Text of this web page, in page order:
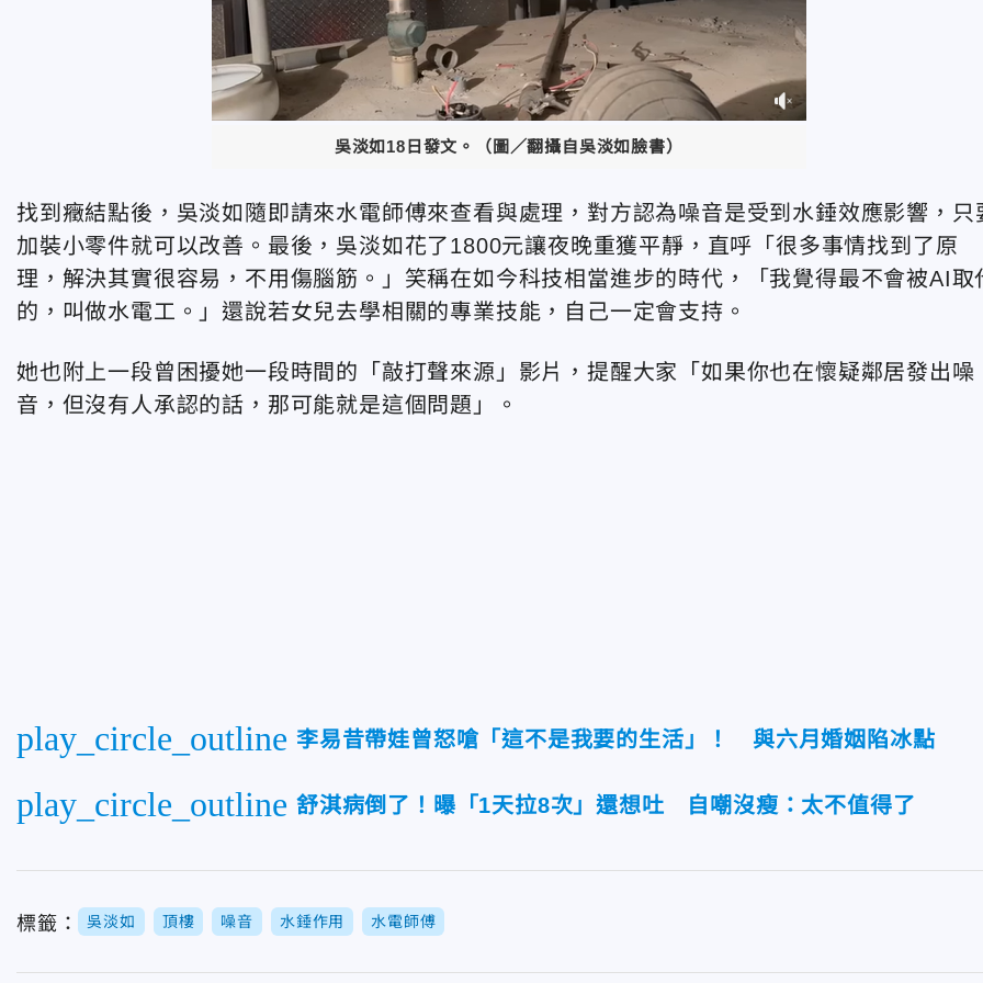
吳淡如18日發文。（圖／翻攝自吳淡如臉書）
找到癥結點後，吳淡如隨即請來水電師傅來查看與處理，對方認為噪音是受到水錘效應影響，只
加裝小零件就可以改善。最後，吳淡如花了1800元讓夜晚重獲平靜，直呼「很多事情找到了原
理，解決其實很容易，不用傷腦筋。」笑稱在如今科技相當進步的時代，「我覺得最不會被AI取
的，叫做水電工。」還說若女兒去學相關的專業技能，自己一定會支持。
她也附上一段曾困擾她一段時間的「敲打聲來源」影片，提醒大家「如果你也在懷疑鄰居發出噪
音，但沒有人承認的話，那可能就是這個問題」。
play_circle_outline 李易昔帶娃曾怒嗆「這不是我要的生活」！ 與六月婚姻陷冰點
play_circle_outline 舒淇病倒了！曝「1天拉8次」還想吐 自嘲沒瘦：太不值得了
標籤： 吳淡如 頂樓 噪音 水錘作用 水電師傅